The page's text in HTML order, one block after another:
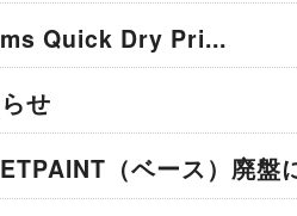
Quick Dry Pri...
せ
（ベース）廃